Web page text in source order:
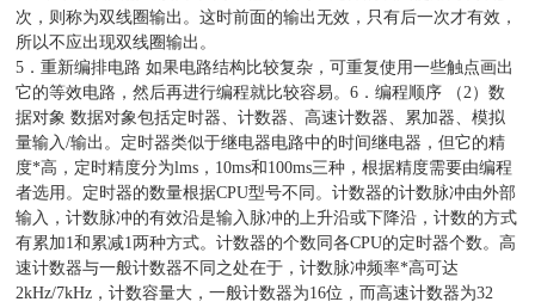
次，则称为双线圈输出。这时前面的输出无效，只有后一次才有效，
所以不应出现双线圈输出。
5．重新编排电路 如果电路结构比较复杂，可重复使用一些触点画出
它的等效电路，然后再进行编程就比较容易。6．编程顺序 （2）数
据对象 数据对象包括定时器、计数器、高速计数器、累加器、模拟
量输入/输出。定时器类似于继电器电路中的时间继电器，但它的精
度*高，定时精度分为lms，10ms和100ms三种，根据精度需要由编程
者选用。定时器的数量根据CPU型号不同。计数器的计数脉冲由外部
输入，计数脉冲的有效沿是输入脉冲的上升沿或下降沿，计数的方式
有累加1和累减1两种方式。计数器的个数同各CPU的定时器个数。高
速计数器与一般计数器不同之处在于，计数脉冲频率*高可达
2kHz/7kHz，计数容量大，一般计数器为16位，而高速计数器为32